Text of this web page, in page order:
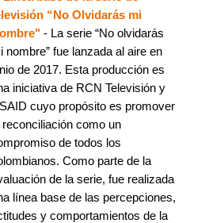
“No Olvidarás mi
- La serie “No olvidarás
nombre” fue lanzada al aire en
de 2017. Esta producción es
iniciativa de RCN Televisión y
cuyo propósito es promover
reconciliación como un
de todos los
Como parte de la
de la serie, fue realizada
línea base de las percepciones,
y comportamientos de la